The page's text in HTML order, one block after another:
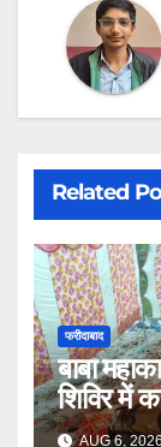
Related
फरीदाबाद
बाबा
शिविर में
AUG 6,